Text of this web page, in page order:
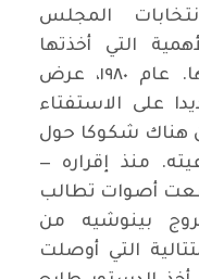
المجلس
التي أخذتها
مسألة الدستور وعلى أسبابها. عام ١٩٨٠، عرض
على الاستفتاء
مع أن هناك شكوكا حول
منذ إقراره —
أصوات تطالب
بينوشيه من
التي أوصلت